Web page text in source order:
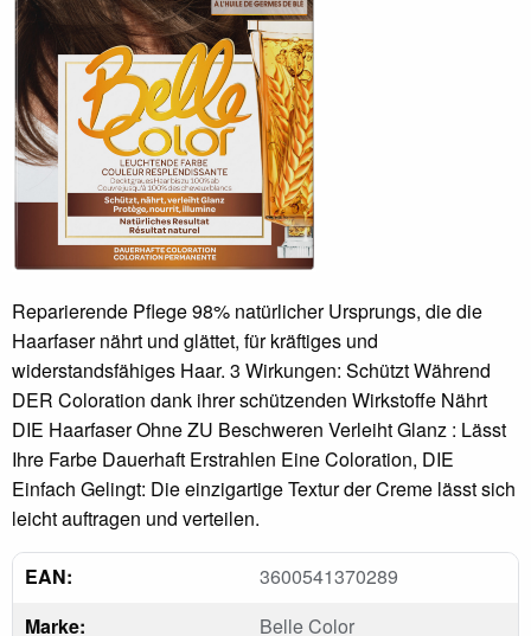
Reparierende Pflege 98% natürlicher Ursprungs, die die
Haarfaser nährt und glättet, für kräftiges und
widerstandsfähiges Haar. 3 Wirkungen: Schützt Während
DER Coloration dank ihrer schützenden Wirkstoffe Nährt
DIE Haarfaser Ohne ZU Beschweren Verleiht Glanz : Lässt
Ihre Farbe Dauerhaft Erstrahlen Eine Coloration, DIE
Einfach Gelingt: Die einzigartige Textur der Creme lässt sich
leicht auftragen und verteilen.
EAN:
3600541370289
Marke:
Belle Color